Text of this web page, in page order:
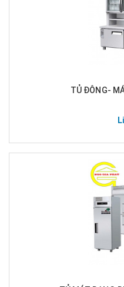
TỦ ĐÔNG-